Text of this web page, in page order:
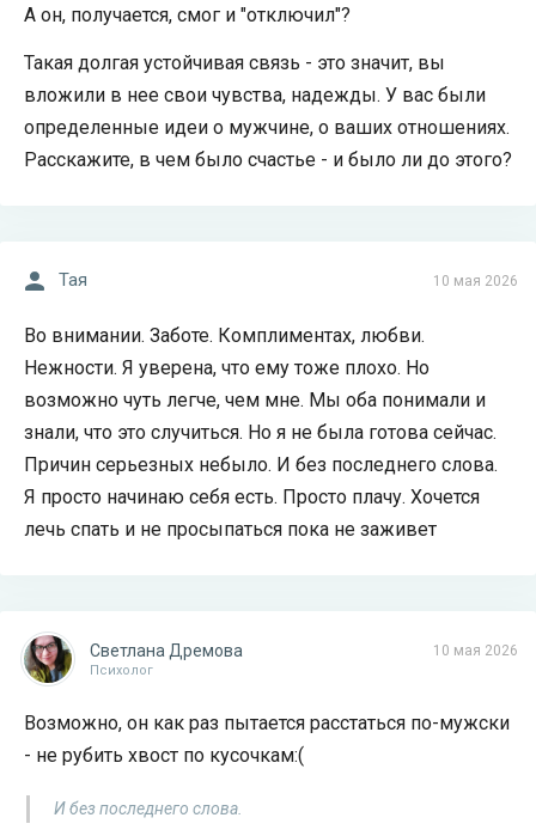
А он, получается, смог и "отключил"?
Такая долгая устойчивая связь - это значит, вы
вложили в нее свои чувства, надежды. У вас были
определенные идеи о мужчине, о ваших отношениях.
Расскажите, в чем было счастье - и было ли до этого?
10 мая 2026
Тая
Во внимании. Заботе. Комплиментах, любви.
Нежности. Я уверена, что ему тоже плохо. Но
возможно чуть легче, чем мне. Мы оба понимали и
знали, что это случиться. Но я не была готова сейчас.
Причин серьезных небыло. И без последнего слова.
Я просто начинаю себя есть. Просто плачу. Хочется
лечь спать и не просыпаться пока не заживет
10 мая 2026
Светлана Дремова
Психолог
Возможно, он как раз пытается расстаться по-мужски
- не рубить хвост по кусочкам:(
И без последнего слова.